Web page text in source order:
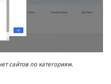
сайтов по категориям.